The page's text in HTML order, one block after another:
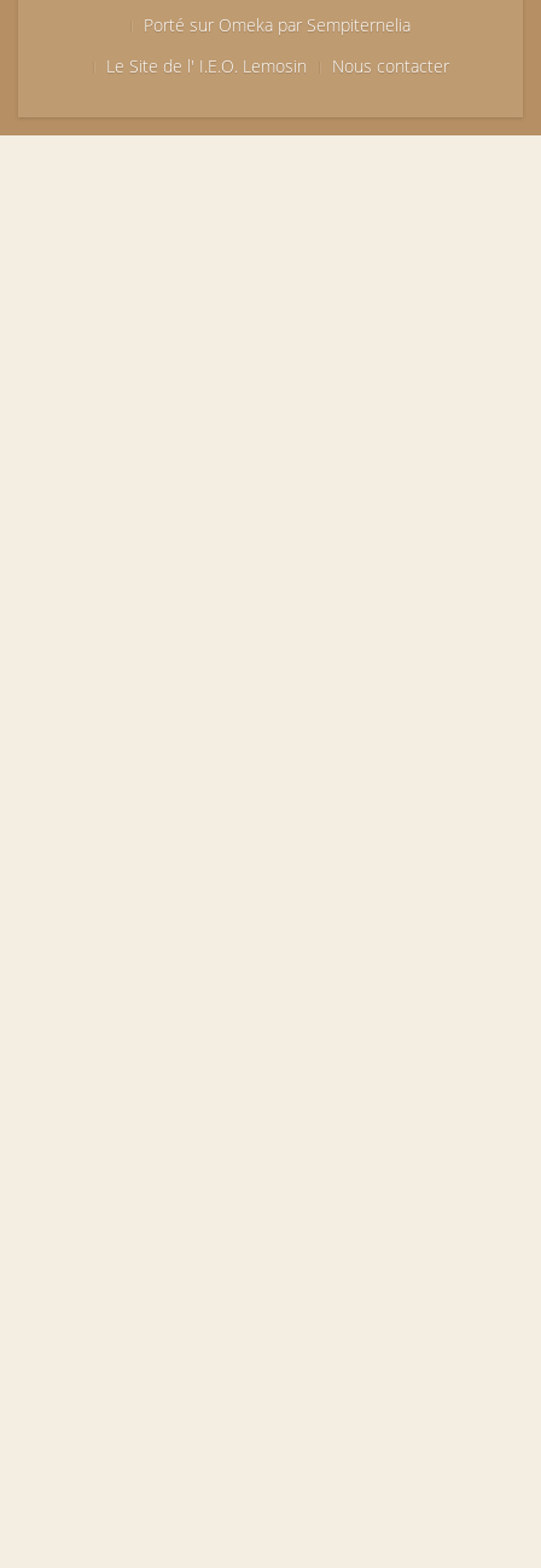
Porté sur Omeka par Sempiternelia
Le Site de l' I.E.O. Lemosin
Nous contacter